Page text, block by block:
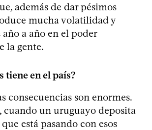
además de dar pésimos
mucha volatilidad y
a año en el poder
la gente.
tiene en el país?
consecuencias son enormes.
cuando un uruguayo deposita
está pasando con esos